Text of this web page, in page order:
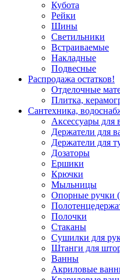
Кубота
Рейки
Шины
Светильники
Встраиваемые
Накладные
Подвесные
Распродажа остатков!
Отделочные
Плитка,
Сантехника,
Аксессуары для
Держатели для
Держатели для
Дозаторы
Ершики
Крючки
Мыльницы
Опорные ручки
Полочки
Стаканы
Сушилки для
Штанги для
Ванны
Акриловые